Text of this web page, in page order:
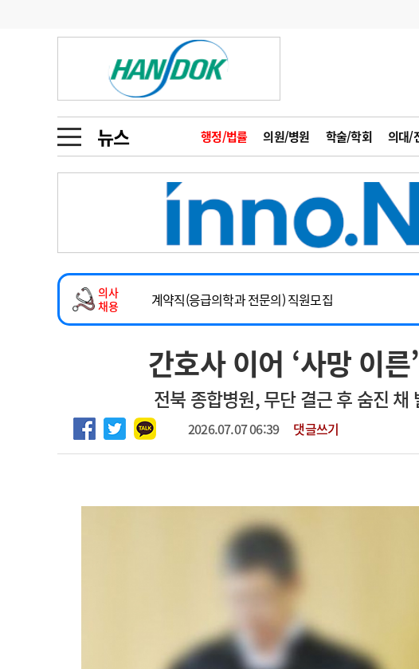
뉴스 행정/법률 의원/병원 학술/학회 의대/
금주의 검색어
1
의사인력 수급 추계
3
AI의료
4
전공의 모집 결과
인사
오피니언
인물 초대석 피플
동영상뉴스
포토뉴스
메디 Hospital 지역병원 중소병원
인포메이션 행정처분 판례
회사소개 법적고지
의사
채용
2026년 하반기 인턴 모집
마취통증의학과 임기제 임상의사 채용
계약직(응급의학과 전문의) 직원모집
하반기 전공의(레지던트1년차) 모집
2026년 하반기 인턴 모집
마취통증의학과 임기제 임상의사 채용
간호사 이어 ‘사망 이
전북 종합병원, 무단 결근 후 숨진
2026.07.07 06:39 댓글쓰기